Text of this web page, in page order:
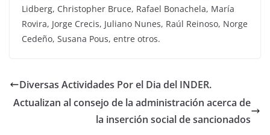
Lidberg, Christopher Bruce, Rafael Bonachela, María
Rovira, Jorge Crecis, Juliano Nunes, Raúl Reinoso, Norge
Cedeño, Susana Pous, entre otros.
Diversas Actividades Por el Dia del INDER.
Actualizan al consejo de la administración acerca de
la inserción social de sancionados